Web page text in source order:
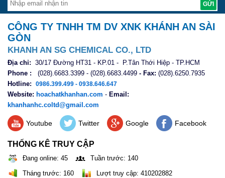
CÔNG TY TNHH TM DV XNK KHÁNH AN SÀI
GÒN
KHANH AN SG CHEMICAL CO., LTD
Địa chỉ: 30/17 Đường HT31 - KP.01 - P.Tân Thới Hiệp - TP.HCM
Phone : (028).6683.3399 - (028).6683.4499 - Fax: (028).6250.7935
Hotline:
0986.399.499 - 0938.646.647
Website: hoachatkhanhan.com - Email:
khanhanhc.coltd@gmail.com
Youtube Twitter Google Facebook
THỐNG KÊ TRUY CẬP
Đang online: 45
Tuần trước: 140
Tháng trước: 160
Lượt truy cập: 410202882